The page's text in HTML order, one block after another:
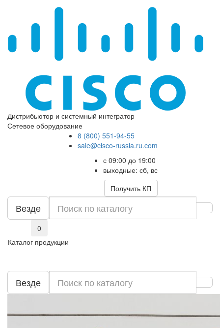
Дистрибьютор и системный интегратор
Сетевое оборудование
8 (800) 551-94-55
sale@cisco-russia.ru.com
с 09:00 до 19:00
выходные: сб, вс
Получить КП
Везде
0
Каталог продукции
Везде